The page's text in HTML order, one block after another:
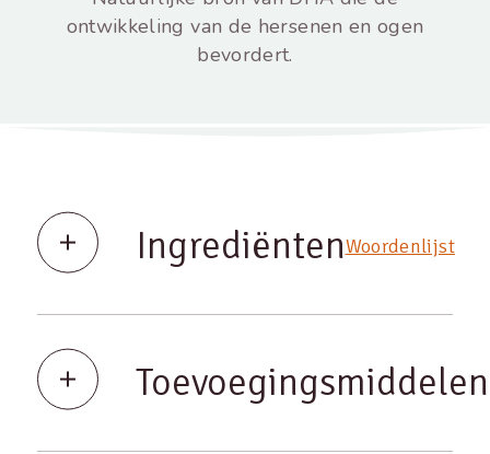
ontwikkeling van de hersenen en ogen
bevordert.
IngrediëntenWoordenlijst
Toevoegingsmiddelen